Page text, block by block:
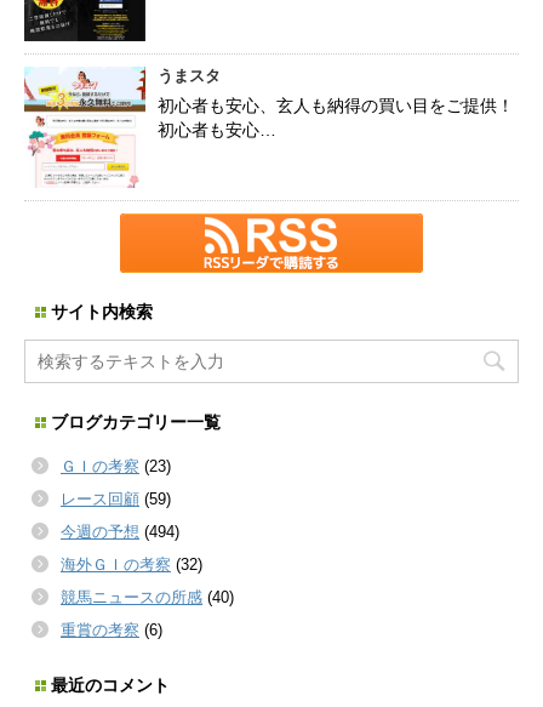
うまスタ
初心者も安心、玄人も納得の買い目をご提供！
初心者も安心…
サイト内検索
ブログカテゴリー一覧
ＧＩの考察 (23)
レース回顧 (59)
今週の予想 (494)
海外ＧＩの考察 (32)
競馬ニュースの所感 (40)
重賞の考察 (6)
最近のコメント